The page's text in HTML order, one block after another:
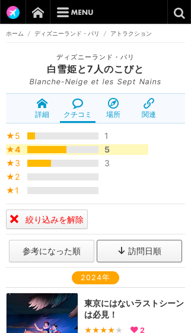
ホーム / ディズニーランド・パリ / アトラクション
ディズニーランド・パリ
白雪姫と7人のこびと
Blanche-Neige et les Sept Nains
詳細 クチコミ 場所 関連
★5
1
★4
5
★3
3
★2
★1
絞り込みを解除
参考になった順 訪問日順
2024年
東京にはないラストシーン
は必見！
★★★★ ★ 2